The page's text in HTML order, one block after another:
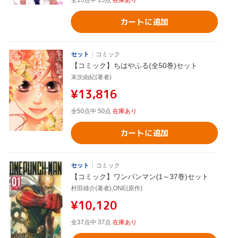
カートに追加
セット コミック
【コミック】ちはやふる(全50巻)セット
末次由紀(著者)
¥13,816
全50点中 50点 在庫あり
カートに追加
セット コミック
【コミック】ワンパンマン(1～37巻)セット
村田雄介(著者),ONE(原作)
¥10,120
全37点中 37点 在庫あり